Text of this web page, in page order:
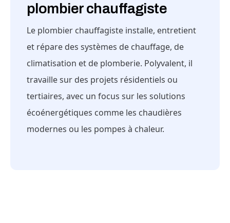
plombier chauffagiste
Le plombier chauffagiste installe, entretient
et répare des systèmes de chauffage, de
climatisation et de plomberie. Polyvalent, il
travaille sur des projets résidentiels ou
tertiaires, avec un focus sur les solutions
écoénergétiques comme les chaudières
modernes ou les pompes à chaleur.